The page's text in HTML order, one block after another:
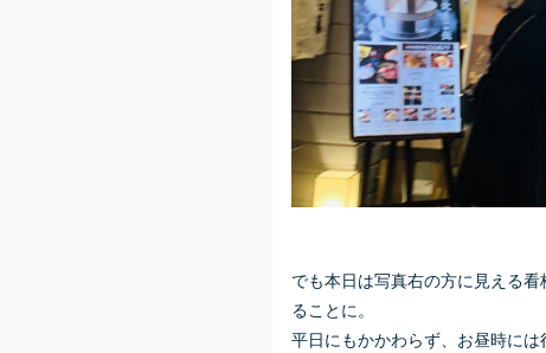
でも本日は写真右の方に見える
ることに。
平日にもかかわらず、お昼時に